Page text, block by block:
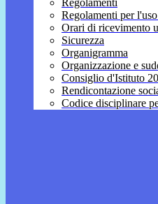
Regolamenti
Regolamenti per
Orari di ricevimento
Sicurezza
Organigramma
Organizzazione e
Consiglio d'Istituto
Rendicontazione
Codice disciplinare